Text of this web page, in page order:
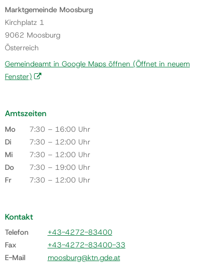
Marktgemeinde Moosburg
Kirchplatz 1
9062 Moosburg
Österreich
Gemeindeamt in Google Maps öffnen (Öffnet in neuem
Fenster)
Amtszeiten
Mo
7:30 – 16:00 Uhr
Di
7:30 – 12:00 Uhr
Mi
7:30 – 12:00 Uhr
Do
7:30 – 19:00 Uhr
Fr
7:30 – 12:00 Uhr
Kontakt
Telefon
+43-4272-83400
Fax
+43-4272-83400-33
E-Mail
moosburg@ktn.gde.at